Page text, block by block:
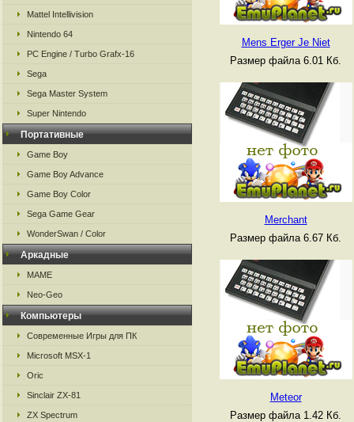
Mattel Intellivision
Nintendo 64
PC Engine / Turbo Grafx-16
Sega
Sega Master System
Super Nintendo
Портативные
Game Boy
Game Boy Advance
Game Boy Color
Sega Game Gear
WonderSwan / Color
Аркадные
MAME
Neo-Geo
Компьютеры
Современные Игры для ПК
Microsoft MSX-1
Oric
Sinclair ZX-81
ZX Spectrum
Mens Erger Je Niet
Размер файла 6.01 Кб.
Merchant
Размер файла 6.67 Кб.
Meteor
Размер файла 1.42 Кб.